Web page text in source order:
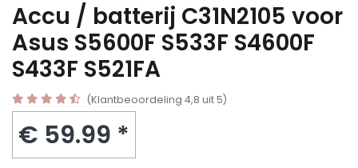
Accu / batterij C31N2105 voor
Asus S5600F S533F S4600F
S433F S521FA
(Klantbeoordeling 4,8 uit 5)
€ 59.99 *